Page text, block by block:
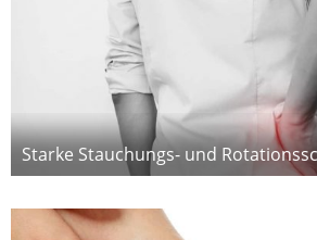
Starke Stauchungs- und